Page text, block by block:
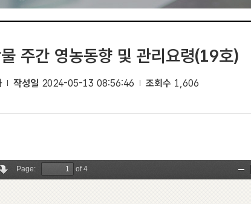
주간 영농동향 및 관리요령(19호)
작성일 2024-05-13 08:56:46 조회수 1,606